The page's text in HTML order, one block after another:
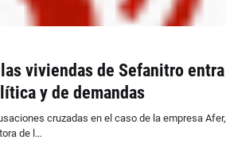
viviendas de Sefanitro entra
y de demandas
cruzadas en el caso de la empresa Afer,
de l…